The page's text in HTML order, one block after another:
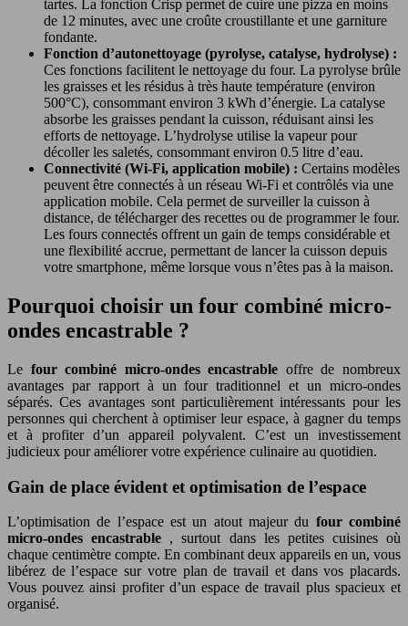
tartes. La fonction Crisp permet de cuire une pizza en moins
de 12 minutes, avec une croûte croustillante et une garniture
fondante.
Fonction d’autonettoyage (pyrolyse, catalyse, hydrolyse) :
Ces fonctions facilitent le nettoyage du four. La pyrolyse brûle
les graisses et les résidus à très haute température (environ
500°C), consommant environ 3 kWh d’énergie. La catalyse
absorbe les graisses pendant la cuisson, réduisant ainsi les
efforts de nettoyage. L’hydrolyse utilise la vapeur pour
décoller les saletés, consommant environ 0.5 litre d’eau.
Connectivité (Wi-Fi, application mobile) : Certains modèles
peuvent être connectés à un réseau Wi-Fi et contrôlés via une
application mobile. Cela permet de surveiller la cuisson à
distance, de télécharger des recettes ou de programmer le four.
Les fours connectés offrent un gain de temps considérable et
une flexibilité accrue, permettant de lancer la cuisson depuis
votre smartphone, même lorsque vous n’êtes pas à la maison.
Pourquoi choisir un four combiné micro-
ondes encastrable ?
Le four combiné micro-ondes encastrable offre de nombreux
avantages par rapport à un four traditionnel et un micro-ondes
séparés. Ces avantages sont particulièrement intéressants pour les
personnes qui cherchent à optimiser leur espace, à gagner du temps
et à profiter d’un appareil polyvalent. C’est un investissement
judicieux pour améliorer votre expérience culinaire au quotidien.
Gain de place évident et optimisation de l’espace
L’optimisation de l’espace est un atout majeur du four combiné
micro-ondes encastrable , surtout dans les petites cuisines où
chaque centimètre compte. En combinant deux appareils en un, vous
libérez de l’espace sur votre plan de travail et dans vos placards.
Vous pouvez ainsi profiter d’un espace de travail plus spacieux et
organisé.